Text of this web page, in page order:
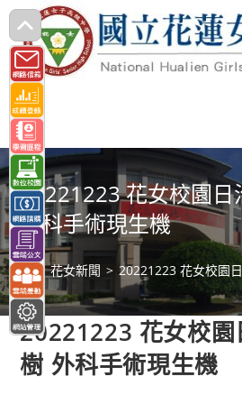
跳
轉
至
主
要
內
容 20221223 花女校園日
外科手術現生機
> 花女新聞 > 20221223 花女校園
20221223 花女校園
樹 外科手術現生機